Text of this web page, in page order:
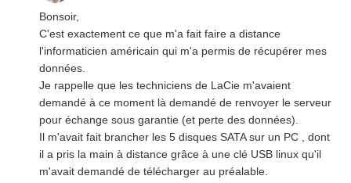
Bonsoir,
C'est exactement ce que m'a fait faire a distance
l'informaticien américain qui m'a permis de récupérer mes
données.
Je rappelle que les techniciens de LaCie m'avaient
demandé à ce moment là demandé de renvoyer le serveur
pour échange sous garantie (et perte des données).
Il m'avait fait brancher les 5 disques SATA sur un PC , dont
il a pris la main à distance grâce à une clé USB linux qu'il
m'avait demandé de télécharger au préalable.